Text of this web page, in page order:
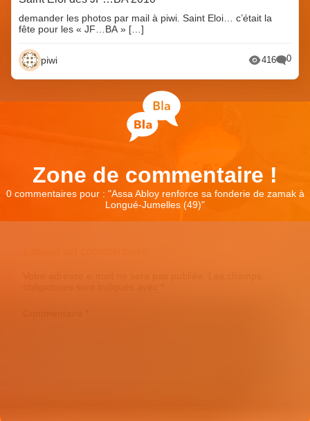
demander les photos par mail à piwi. Saint Eloi… c’était la
fête pour les « JF…BA » […]
piwi 416 0
Zone de commentaire !
0 commentaires pour : "Assa Abloy renforce sa fonderie de zamak à
Longué-Jumelles (49)"